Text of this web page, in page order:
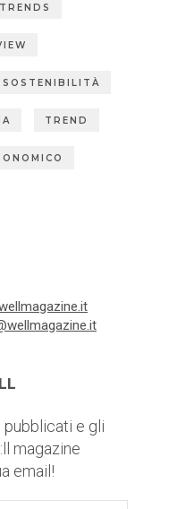
SOSTENIBILITÀ
TREND
pubblicati e gli
magazine
email!